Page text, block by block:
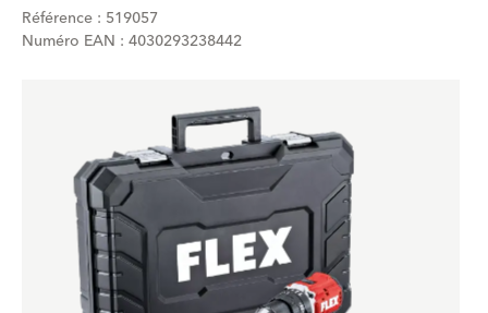
Référence : 519057
Numéro EAN : 4030293238442